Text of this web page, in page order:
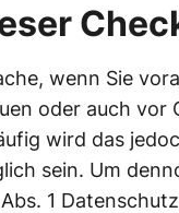
wenn Sie
oder auch vor
wird das
sein. Um
1